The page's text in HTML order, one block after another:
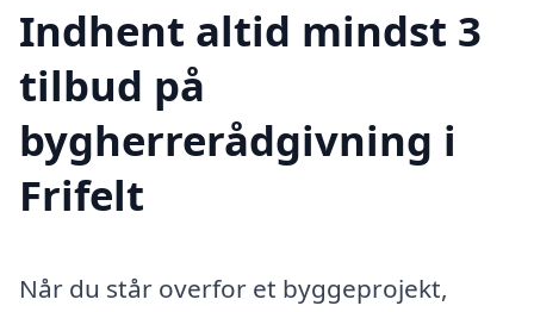
Indhent altid mindst 3
tilbud på
bygherrerådgivning i
Frifelt
Når du står overfor et byggeprojekt,